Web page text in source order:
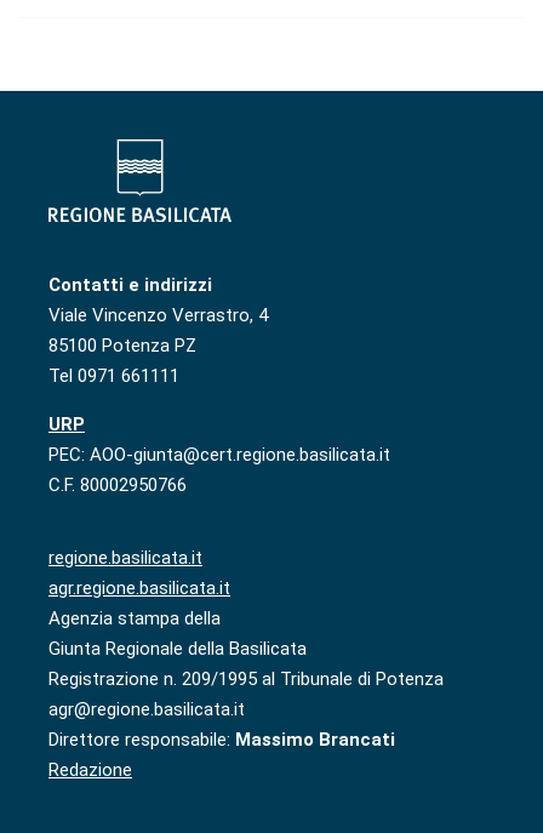
Contatti e indirizzi
Viale Vincenzo Verrastro, 4
85100 Potenza PZ
Tel 0971 661111
URP
PEC: AOO-giunta@cert.regione.basilicata.it
C.F. 80002950766
regione.basilicata.it
agr.regione.basilicata.it
Agenzia stampa della
Giunta Regionale della Basilicata
Registrazione n. 209/1995 al Tribunale di Potenza
agr@regione.basilicata.it
Direttore responsabile: Massimo Brancati
Redazione